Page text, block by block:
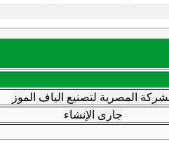
المصرية لتصنيع الياف الموز
جارى الإنشاء